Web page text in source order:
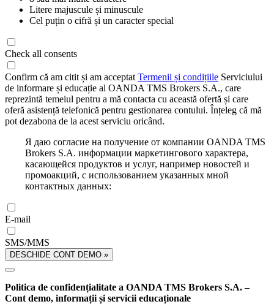
Litere majuscule și minuscule
Cel puțin o cifră și un caracter special
Check all consents
Confirm că am citit și am acceptat Termenii și condițiile Serviciului
de informare și educație al OANDA TMS Brokers S.A., care
reprezintă temeiul pentru a mă contacta cu această ofertă și care
oferă asistență telefonică pentru gestionarea contului. Înțeleg că mă
pot dezabona de la acest serviciu oricând.
Я даю согласие на получение от компании OANDA TMS
Brokers S.A. информации маркетингового характера,
касающейся продуктов и услуг, например новостей и
промоакций, с использованием указанных мной
контактных данных:
E-mail
SMS/MMS
DESCHIDE CONT DEMO »
Politica de confidențialitate a OANDA TMS Brokers S.A. –
Cont demo, informații și servicii educaționale